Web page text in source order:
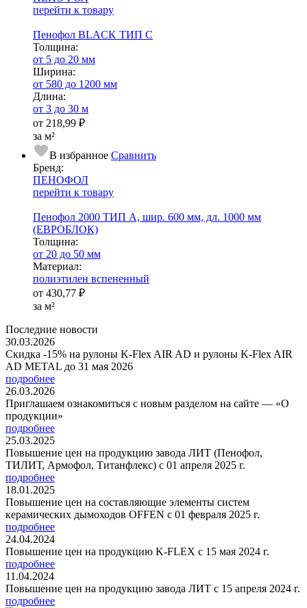
перейти к товару
Пенофол BLACK ТИП С
Тол­щи­на:
от 5 до 20 мм
Ширина:
от 580 до 1200 мм
Длина:
от 3 до 30 м
от 218,99 ₽
за м²
В избранное Сравнить
Бренд:
ПЕНОФОЛ
перейти к товару
Пенофол 2000 ТИП A, шир. 600 мм, дл. 1000 мм
(ЕВРОБЛОК)
Тол­щи­на:
от 20 до 50 мм
Ма­­те­­ри­­ал:
полиэтилен вспененный
от 430,77 ₽
за м²
Последние новости
30.03.2026
Скидка -15% на рулоны K-Flex AIR AD и рулоны K-Flex AIR
AD METAL до 31 мая 2026
подробнее
26.03.2026
Приглашаем ознакомиться с новым разделом на сайте — «О
продукции»
подробнее
25.03.2025
Повышение цен на продукцию завода ЛИТ (Пенофол,
ТИЛИТ, Армофол, Титанфлекс) с 01 апреля 2025 г.
подробнее
18.01.2025
Повышение цен на составляющие элементы систем
керамических дымоходов OFFEN с 01 февраля 2025 г.
подробнее
24.04.2024
Повышение цен на продукцию K-FLEX с 15 мая 2024 г.
подробнее
11.04.2024
Повышение цен на продукцию завода ЛИТ с 15 апреля 2024 г.
подробнее